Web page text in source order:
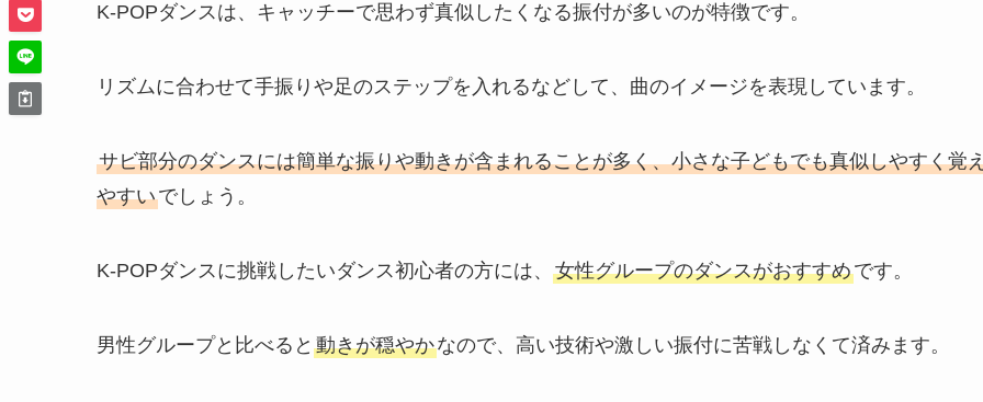
K-POPダンスは、キャッチーで思わず真似したくなる振付が多いのが特徴です。
リズムに合わせて手振りや足のステップを入れるなどして、曲のイメージを表現しています。
サビ部分のダンスには簡単な振りや動きが含まれることが多く、小さな子どもでも真似しやすく覚
やすいでしょう。
K-POPダンスに挑戦したいダンス初心者の方には、 女性グループのダンスがおすすめです。
男性グループと比べると 動きが穏やかなので、高い技術や激しい振付に苦戦しなくて済みます。